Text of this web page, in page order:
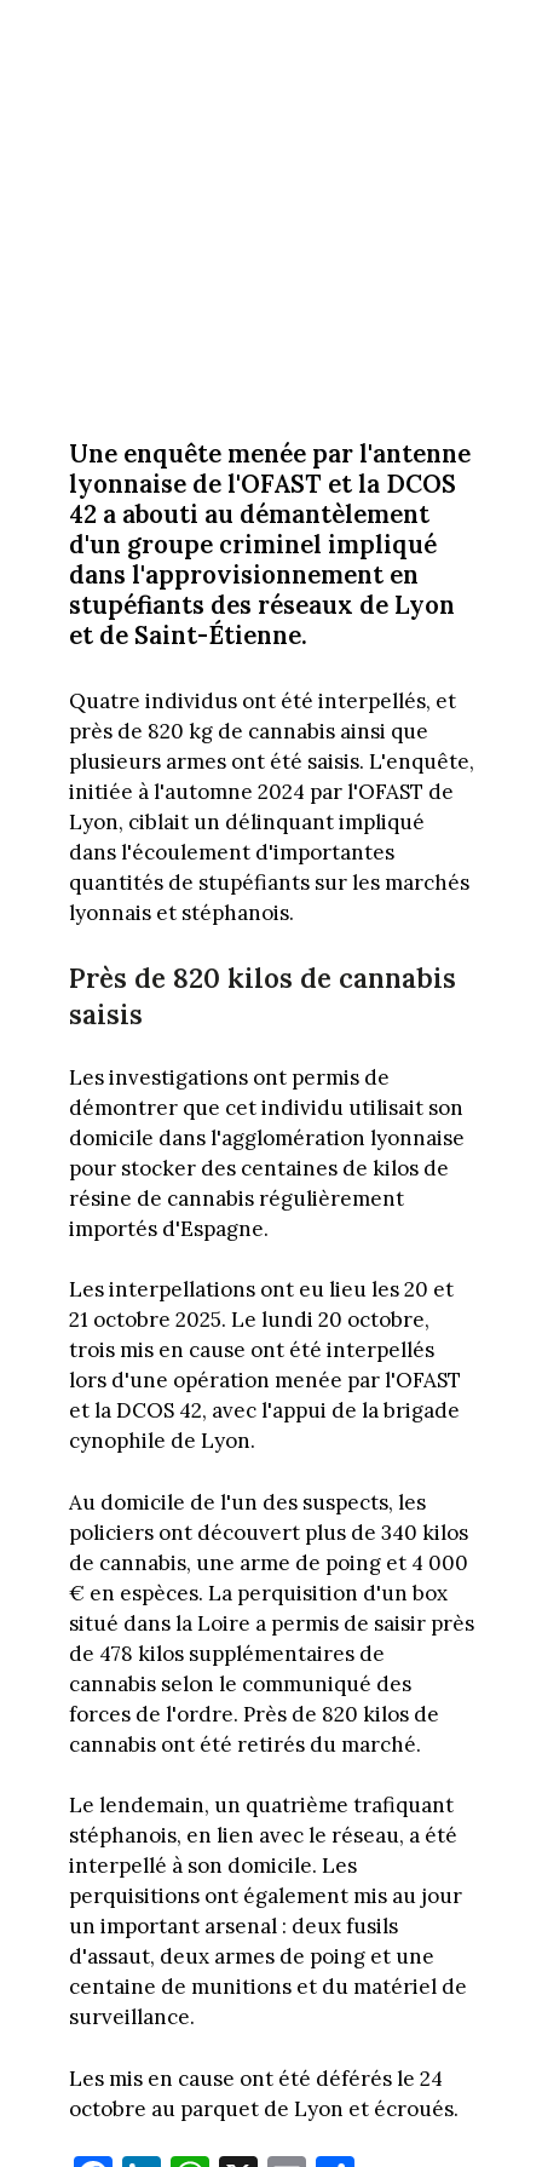
Une enquête menée par l'antenne
lyonnaise de l'OFAST et la DCOS
42 a abouti au démantèlement
d'un groupe criminel impliqué
dans l'approvisionnement en
stupéfiants des réseaux de Lyon
et de Saint-Étienne.
Quatre individus ont été interpellés, et
près de 820 kg de cannabis ainsi que
plusieurs armes ont été saisis. L'enquête,
initiée à l'automne 2024 par l'OFAST de
Lyon, ciblait un délinquant impliqué
dans l'écoulement d'importantes
quantités de stupéfiants sur les marchés
lyonnais et stéphanois.
Près de 820 kilos de cannabis
saisis
Les investigations ont permis de
démontrer que cet individu utilisait son
domicile dans l'agglomération lyonnaise
pour stocker des centaines de kilos de
résine de cannabis régulièrement
importés d'Espagne.
Les interpellations ont eu lieu les 20 et
21 octobre 2025. Le lundi 20 octobre,
trois mis en cause ont été interpellés
lors d'une opération menée par l'OFAST
et la DCOS 42, avec l'appui de la brigade
cynophile de Lyon.
Au domicile de l'un des suspects, les
policiers ont découvert plus de 340 kilos
de cannabis, une arme de poing et 4 000
€ en espèces. La perquisition d'un box
situé dans la Loire a permis de saisir près
de 478 kilos supplémentaires de
cannabis selon le communiqué des
forces de l'ordre. Près de 820 kilos de
cannabis ont été retirés du marché.
Le lendemain, un quatrième trafiquant
stéphanois, en lien avec le réseau, a été
interpellé à son domicile. Les
perquisitions ont également mis au jour
un important arsenal : deux fusils
d'assaut, deux armes de poing et une
centaine de munitions et du matériel de
surveillance.
Les mis en cause ont été déférés le 24
octobre au parquet de Lyon et écroués.